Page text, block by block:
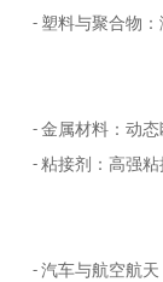
- 塑料与聚合物
- 金属材料：动
- 粘接剂：高强
- 汽车与航空航